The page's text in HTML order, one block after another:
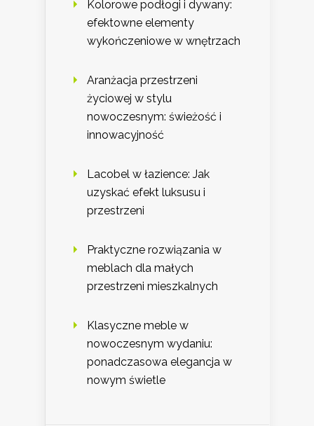
Kolorowe podłogi i dywany:
efektowne elementy
wykończeniowe w wnętrzach
Aranżacja przestrzeni
życiowej w stylu
nowoczesnym: świeżość i
innowacyjność
Lacobel w łazience: Jak
uzyskać efekt luksusu i
przestrzeni
Praktyczne rozwiązania w
meblach dla małych
przestrzeni mieszkalnych
Klasyczne meble w
nowoczesnym wydaniu:
ponadczasowa elegancja w
nowym świetle